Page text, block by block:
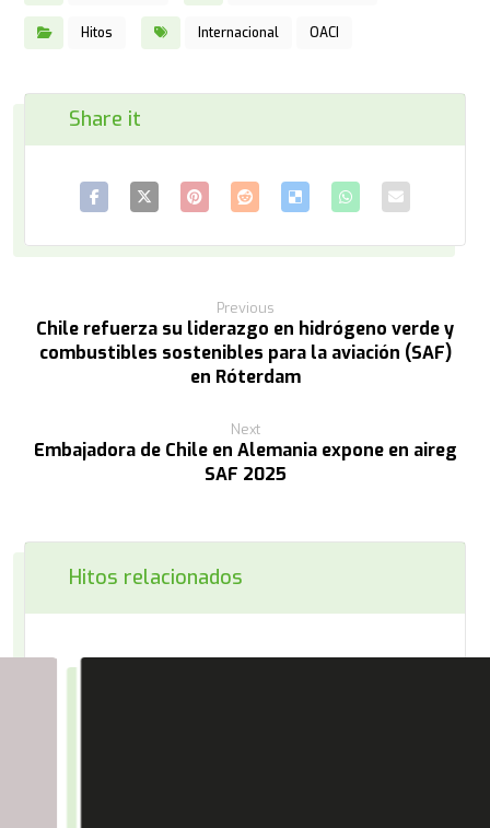
Hitos Internacional OACI
Previous
Chile refuerza su liderazgo en hidrógeno verde y
combustibles sostenibles para la aviación (SAF)
en Róterdam
Next
Embajadora de Chile en Alemania expone en aireg
SAF 2025
Hitos relacionados